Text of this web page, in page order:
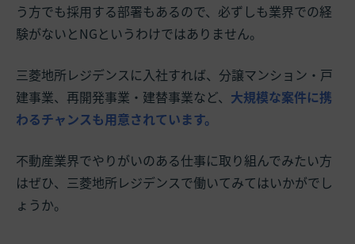
う方でも採用する部署もあるので、必ずしも業界での経
験がないとNGというわけではありません。
三菱地所レジデンスに入社すれば、分譲マンション・戸
建事業、再開発事業・建替事業など、 大規模な案件に携
わるチャンスも用意されています。
不動産業界でやりがいのある仕事に取り組んでみたい方
はぜひ、三菱地所レジデンスで働いてみてはいかがでし
ょうか。